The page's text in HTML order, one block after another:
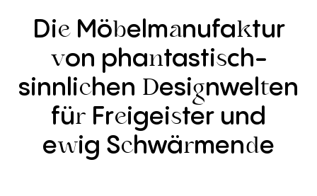
Die Möbelmanufaktur
von phantastisch-
sinnlichen Designwelten
für Freigeister und
ewig Schwärmende